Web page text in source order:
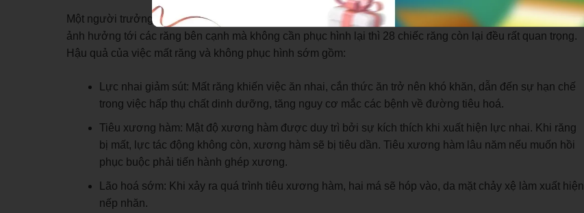
Một người trưởng thành sẽ có 32 chiếc răng, ngoại trừ 4 chiếc răng khôn có thể nhổ bỏ nếu gây đau nhức,
ảnh hưởng tới các răng bên cạnh mà không cần phục hình lại thì 28 chiếc răng còn lại đều rất quan trọng.
Hậu quả của việc mất răng và không phục hình sớm gồm:
Lực nhai giảm sút: Mất răng khiến việc ăn nhai, cắn thức ăn trở nên khó khăn, dẫn đến sự hạn chế
trong việc hấp thụ chất dinh dưỡng, tăng nguy cơ mắc các bệnh về đường tiêu hoá.
Tiêu xương hàm: Mật độ xương hàm được duy trì bởi sự kích thích khi xuất hiện lực nhai. Khi răng
bị mất, lực tác động không còn, xương hàm sẽ bị tiêu dần. Tiêu xương hàm lâu năm nếu muốn hồi
phục buộc phải tiến hành ghép xương.
Lão hoá sớm: Khi xảy ra quá trình tiêu xương hàm, hai má sẽ hóp vào, da mặt chảy xệ làm xuất hiện
nếp nhăn.